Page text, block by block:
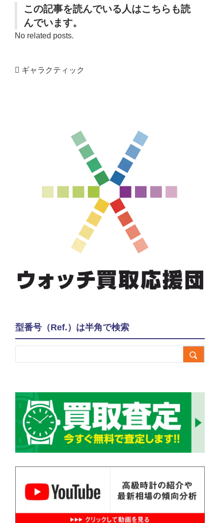
この記事を読んでいる人はこちらも読
んでいます。
No related posts.
ギャラクティック
型番号（Ref.）は半角で検索
